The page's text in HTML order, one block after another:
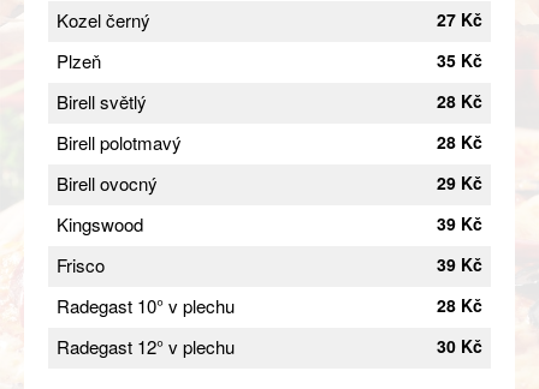
Kozel černý 27 Kč
Plzeň 35 Kč
Birell světlý 28 Kč
Birell polotmavý 28 Kč
Birell ovocný 29 Kč
Kingswood 39 Kč
Frisco 39 Kč
Radegast 10° v plechu 28 Kč
Radegast 12° v plechu 30 Kč